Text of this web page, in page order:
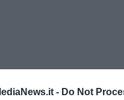
- Do Not